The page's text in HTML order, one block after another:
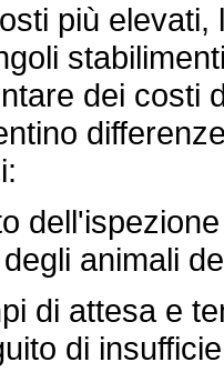
più elevati,
dei costi
animali
di attesa e
di